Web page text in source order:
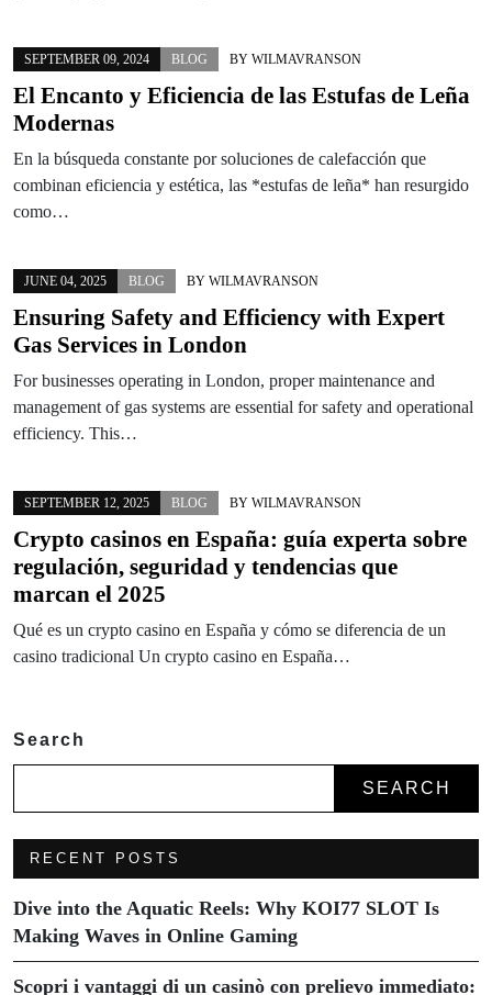
SEPTEMBER 09, 2024 BLOG BY WILMAVRANSON
El Encanto y Eficiencia de las Estufas de Leña
Modernas
En la búsqueda constante por soluciones de calefacción que
combinan eficiencia y estética, las *estufas de leña* han resurgido
como…
JUNE 04, 2025 BLOG BY WILMAVRANSON
Ensuring Safety and Efficiency with Expert
Gas Services in London
For businesses operating in London, proper maintenance and
management of gas systems are essential for safety and operational
efficiency. This…
SEPTEMBER 12, 2025 BLOG BY WILMAVRANSON
Crypto casinos en España: guía experta sobre
regulación, seguridad y tendencias que
marcan el 2025
Qué es un crypto casino en España y cómo se diferencia de un
casino tradicional Un crypto casino en España…
Search
SEARCH
RECENT POSTS
Dive into the Aquatic Reels: Why KOI77 SLOT Is
Making Waves in Online Gaming
Scopri i vantaggi di un casinò con prelievo immediato: